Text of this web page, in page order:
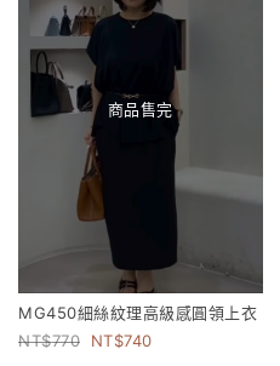
商品售完
MG450細絲紋理高級感圓領上衣
770
740